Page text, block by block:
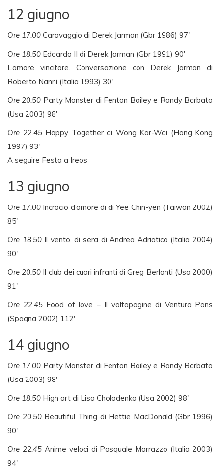
12 giugno
Ore 17.00 Caravaggio di Derek Jarman (Gbr 1986) 97′
Ore 18.50 Edoardo II di Derek Jarman (Gbr 1991) 90′
L’amore vincitore. Conversazione con Derek Jarman di
Roberto Nanni (Italia 1993) 30′
Ore 20.50 Party Monster di Fenton Bailey e Randy Barbato
(Usa 2003) 98′
Ore 22.45Happy Together di Wong Kar-Wai (Hong Kong
1997) 93′
A seguire Festa a Ireos
13 giugno
Ore 17.00 Incrocio d’amore di di Yee Chin-yen (Taiwan 2002)
85′
Ore 18.50Il vento, di sera di Andrea Adriatico (Italia 2004)
90′
Ore 20.50 Il club dei cuori infranti di Greg Berlanti (Usa 2000)
91′
Ore 22.45Food of love – Il voltapagine di Ventura Pons
(Spagna 2002) 112′
14 giugno
Ore 17.00 Party Monster di Fenton Bailey e Randy Barbato
(Usa 2003) 98′
Ore 18.50 High art di Lisa Cholodenko (Usa 2002) 98′
Ore 20.50Beautiful Thing di Hettie MacDonald (Gbr 1996)
90′
Ore 22.45Anime veloci di Pasquale Marrazzo (Italia 2003)
94′